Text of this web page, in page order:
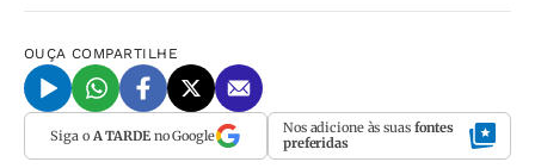
OUÇA COMPARTILHE
Siga o A TARDEno Google Nos adicione às suas fontes
preferidas